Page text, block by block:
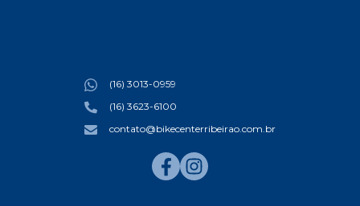
(16) 3013-0959
(16) 3623-6100
contato@bikecenterribeirao.com.br